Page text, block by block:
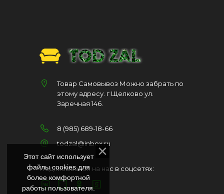
Товар Самовывоз Можно забрать по
этому адресу. г Щелково ул.
Заречная 146.
8 (985) 689-18-66
todzal@inbox.ru
Подписывайся на нас в соцсетях:
Этот сайт использует
файлы cookies для
более комфортной
работы пользователя.